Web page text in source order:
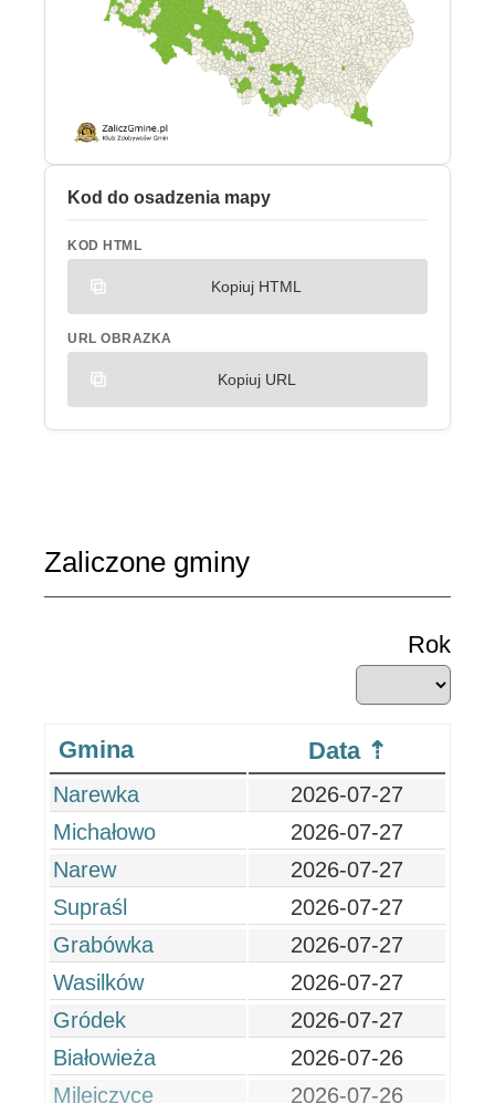
Kod do osadzenia mapy
KOD HTML
Kopiuj HTML
URL OBRAZKA
Kopiuj URL
Zaliczone gminy
Rok
Gmina Data
Narewka
2026-07-27
Michałowo
2026-07-27
Narew
2026-07-27
Supraśl
2026-07-27
Grabówka
2026-07-27
Wasilków
2026-07-27
Gródek
2026-07-27
Białowieża
2026-07-26
Milejczyce
2026-07-26